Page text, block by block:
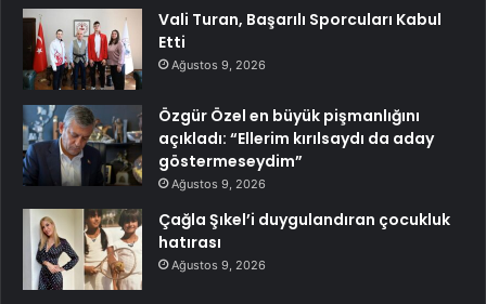
Vali Turan, Başarılı Sporcuları Kabul
Etti
Ağustos 9, 2026
Özgür Özel en büyük pişmanlığını
açıkladı: “Ellerim kırılsaydı da aday
göstermeseydim”
Ağustos 9, 2026
Çağla Şıkel’i duygulandıran çocukluk
hatırası
Ağustos 9, 2026